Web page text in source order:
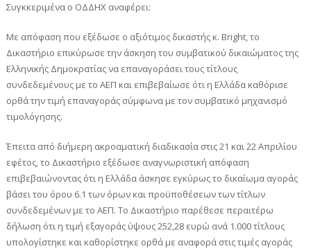
Συγκκεριμένα ο ΟΔΔΗΧ αναφέρει:
Με απόφαση που εξέδωσε ο αξιότιμος δικαστής κ. Bright, το
Δικαστήριο επικύρωσε την άσκηση του συμβατικού δικαιώματος της
Ελληνικής Δημοκρατίας να επαναγοράσει τους τίτλους
συνδεδεμένους με το ΑΕΠ και επιβεβαίωσε ότι η Ελλάδα καθόρισε
ορθά την τιμή επαναγοράς σύμφωνα με τον συμβατικό μηχανισμό
τιμολόγησης.
Έπειτα από διήμερη ακροαματική διαδικασία στις 21 και 22 Απριλίου
εφέτος, το Δικαστήριο εξέδωσε αναγνωριστική απόφαση
επιβεβαιώνοντας ότι η Ελλάδα άσκησε εγκύρως το δικαίωμα αγοράς
βάσει του όρου 6.1 των όρων και προϋποθέσεων των τίτλων
συνδεδεμένων με το ΑΕΠ. Το Δικαστήριο παρέθεσε περαιτέρω
δήλωση ότι η τιμή εξαγοράς ύψους 252,28 ευρώ ανά 1.000 τίτλους
υπολογίστηκε και καθορίστηκε ορθά με αναφορά στις τιμές αγοράς